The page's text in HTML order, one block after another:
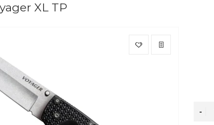
XL TP